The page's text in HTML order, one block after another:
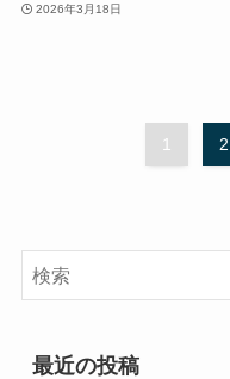
2026年3月18日
1 2
最近の投稿